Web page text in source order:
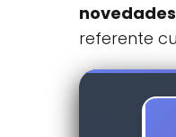
referente